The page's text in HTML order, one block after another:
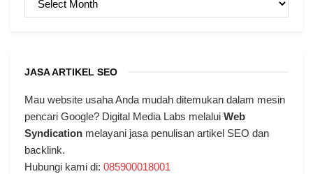
JASA ARTIKEL SEO
Mau website usaha Anda mudah ditemukan dalam mesin
pencari Google? Digital Media Labs melalui Web
Syndication melayani jasa penulisan artikel SEO dan
backlink.
Hubungi kami di: 085900018001